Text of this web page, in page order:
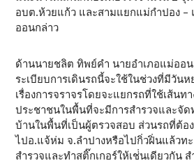
อบต.ห้วยแก้ว และสามแยกแม่กำปอง –
ออนกล่าว
ด้านนายชลิต ทิพย์คำ นายอำเภอแม่ออน
ระเบียบการเดินรถนี้จะใช้ในช่วงที่มีวัน
เรื่องการจราจรโดยจะแยกรถที่ใช้เส้นท
ประชาชนในพื้นที่จะมีการสำรวจและจั
บ้านในพื้นที่เป็นผู้ตรวจสอบ ส่วนรถที่ต้อ
ไปอ.แจ้ห่ม จ.ลำปางหรือไปกิ่วฝิ่นแล้วท
สำรวจและทำสติ๊กเกอร์ให้เช่่นเดียวกัน